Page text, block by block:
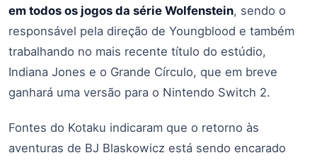
em todos os jogos da série Wolfenstein, sendo o
responsável pela direção de Youngblood e também
trabalhando no mais recente título do estúdio,
Indiana Jones e o Grande Círculo, que em breve
ganhará uma versão para o Nintendo Switch 2.
Fontes do Kotaku indicaram que o retorno às
aventuras de BJ Blaskowicz está sendo encarado